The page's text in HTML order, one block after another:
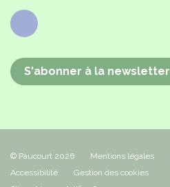
Facebook
S'abonner à la newsletter
© Paucourt 2026 Mentions légales
Accessibilité
Gestion des cookies